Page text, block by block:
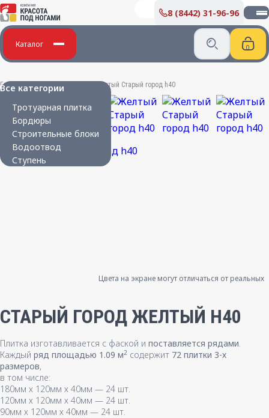
Производство бетонных изделий
Дипломы и благодарности
ПОКУПАТЕЛЮ
Укладка плитки
Карта партнера
Сертификаты
Парковая мебель
Новости
8 (8442) 31-96-96
Каталог
Все категории
Тротуарная плитка
Бордюры
Строительные блоки
Водоотвод
Ступень
Главная/Бетонные изделия Желтый Старый город h40
Цвета на экране могут отличаться от реальных
СТАРЫЙ ГОРОД ЖЕЛТЫЙ H40
Плитка изготавливается с фаской и поставляется рядами.
Каждый ряд площадью 1.09 м2 содержит 72 плитки 3-х
размеров,
в том числе:
180мм х 120мм х 40мм — 24 шт.
120мм х 120мм х 40мм — 24 шт.
90мм х 120мм х 40мм — 24 шт.